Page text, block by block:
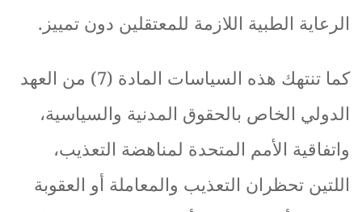
الرعاية الطبية اللازمة للمعتقلين دون تمييز .
كما تنتهك هذه السياسات المادة (7) من العهد
الدولي الخاص بالحقوق المدنية والسياسية،
واتفاقية الأمم المتحدة لمناهضة التعذيب،
اللتين تحظران التعذيب والمعاملة أو العقوبة